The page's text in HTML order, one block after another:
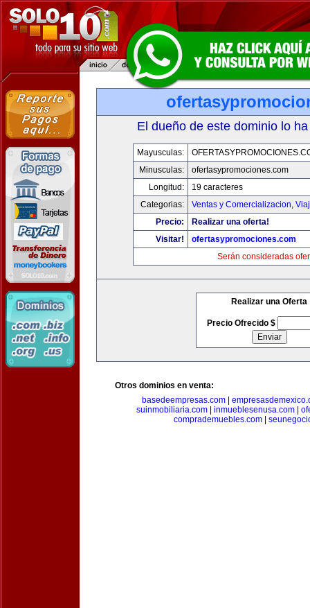
El dueño de este dominio lo
Mayusculas:
Minusculas:
ofertasypromociones.com
Longitud:
19 caracteres
Categorias:
Ventas y Comercializacion,
Precio:
Realizar una oferta!
Visitar!
ofertasypromociones.com
Serán consideradas
Realizar una Oferta
Precio Ofrecido $
Otros dominios en venta:
basedeempresas.com|
suinmobiliaria.com
inmueblesenusa.com
comprademuebles.com